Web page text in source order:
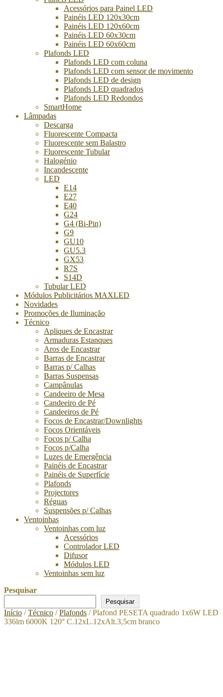
Acessórios para Painel LED
Painéis LED 120x30cm
Painéis LED 120x60cm
Painéis LED 60x30cm
Painéis LED 60x60cm
Plafonds LED
Plafonds LED com coluna
Plafonds LED com sensor de movimento
Plafonds LED de design
Plafonds LED quadrados
Plafonds LED Redondos
SmartHome
Lâmpadas
Descarga
Fluorescente Compacta
Fluorescente sem Balastro
Fluorescente Tubular
Halogénio
Incandescente
LED
E14
E27
E40
G24
G4 (Bi-Pin)
G9
GU10
GU5.3
GX53
R7S
S14D
Tubular LED
Módulos Publicitários MAXLED
Novidades
Promoções de Iluminação
Técnico
Apliques de Encastrar
Armaduras Estanques
Aros de Encastrar
Barras de Encastrar
Barras p/ Calhas
Barras Suspensas
Campânulas
Candeeiro de Mesa
Candeeiro de Pé
Candeeiros de Pé
Focos de Encastrar/Downlights
Focos Orientáveis
Focos p/ Calha
Focos p/Calha
Luzes de Emergência
Painéis de Encastrar
Painéis de Superfície
Plafonds
Projectores
Réguas
Suspensões p/ Calhas
Ventoinhas
Ventoinhas com luz
Acessórios
Controlador LED
Difusor
Módulos LED
Ventoinhas sem luz
Pesquisar
Pesquisar
Início /Técnico /Plafonds / Plafond PESETA quadrado 1x6W LED
336lm 6000K 120° C.12xL.12xAlt.3,5cm branco